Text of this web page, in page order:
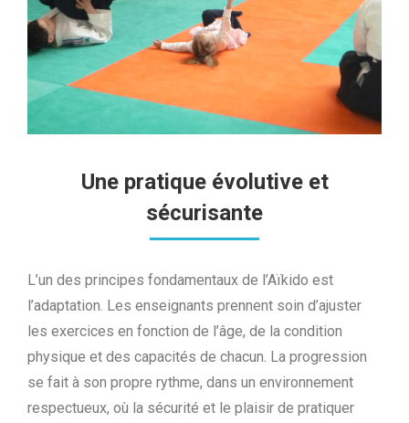
Une pratique évolutive et
sécurisante
L’un des principes fondamentaux de l’Aïkido est
l’adaptation. Les enseignants prennent soin d’ajuster
les exercices en fonction de l’âge, de la condition
physique et des capacités de chacun. La progression
se fait à son propre rythme, dans un environnement
respectueux, où la sécurité et le plaisir de pratiquer